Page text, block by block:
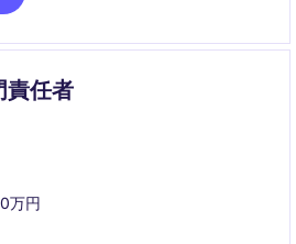
な役割を担います。
責任者
万円